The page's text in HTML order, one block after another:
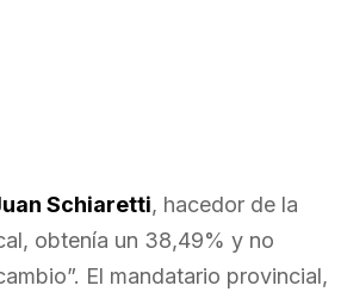
Schiaretti, hacedor de la
obtenía un 38,49% y no
El mandatario provincial,